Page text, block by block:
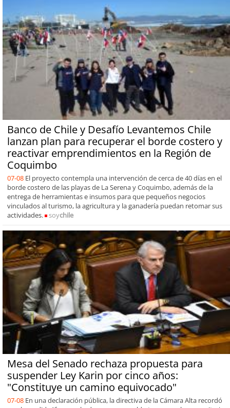
Banco de Chile y Desafío Levantemos Chile
lanzan plan para recuperar el borde costero y
reactivar emprendimientos en la Región de
Coquimbo
07-08 El proyecto contempla una intervención de cerca de 40 días en el
borde costero de las playas de La Serena y Coquimbo, además de la
entrega de herramientas e insumos para que pequeños negocios
vinculados al turismo, la agricultura y la ganadería puedan retomar sus
actividades.
soychile
Mesa del Senado rechaza propuesta para
suspender Ley Karin por cinco años:
"Constituye un camino equivocado"
07-08 En una declaración pública, la directiva de la Cámara Alta recordó